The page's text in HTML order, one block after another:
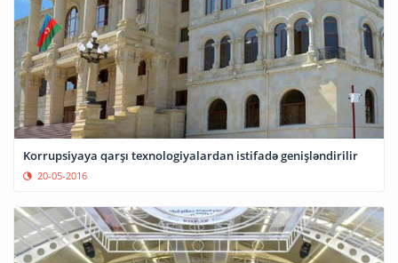
Korrupsiyaya qarşı texnologiyalardan istifadə genişləndirilir
20-05-2016